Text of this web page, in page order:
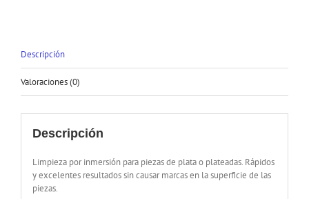
Descripción
Valoraciones (0)
Descripción
Limpieza por inmersión para piezas de plata o plateadas. Rápidos
y excelentes resultados sin causar marcas en la superficie de las
piezas.